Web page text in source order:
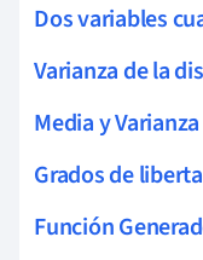
Dos variables
Varianza de la
Media y
Grados de
Función